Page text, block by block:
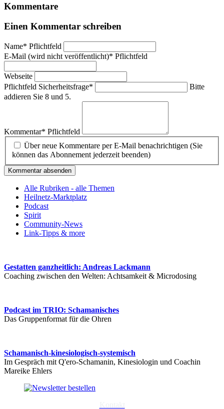
Kommentare
Einen Kommentar schreiben
Name* Pflichtfeld
E-Mail (wird nicht veröffentlicht)* Pflichtfeld
Webseite
Pflichtfeld Sicherheitsfrage*
Bitte
addieren Sie 8 und 5.
Kommentar* Pflichtfeld
Über neue Kommentare per E-Mail benachrichtigen (Sie
können das Abonnement jederzeit beenden)
Kommentar absenden
Alle Rubriken - alle Themen
Heilnetz-Marktplatz
Podcast
Spirit
Community-News
Link-Tipps & more
Gestatten ganzheitlich: Andreas Lackmann
Coaching zwischen den Welten: Achtsamkeit & Microdosing
Podcast im TRIO: Schamanisches
Das Gruppenformat für die Ohren
Schamanisch-kinesiologisch-systemisch
Im Gespräch mit Q'ero-Schamanin, Kinesiologin und Coachin
Mareike Ehlers